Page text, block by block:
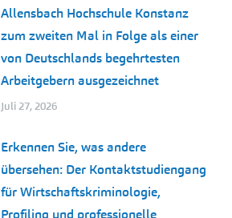
Allensbach Hochschule Konstanz
zum zweiten Mal in Folge als einer
von Deutschlands begehrtesten
Arbeitgebern ausgezeichnet
Juli 27, 2026
Erkennen Sie, was andere
übersehen: Der Kontaktstudiengang
für Wirtschaftskriminologie,
Profiling und professionelle